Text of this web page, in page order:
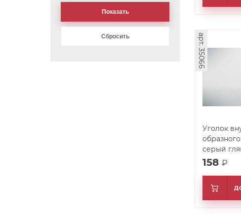
Уголок
образного
серый
арт. 35066
158 ₽